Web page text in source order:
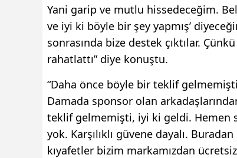
Yani garip ve mutlu hissedeceğim.
ve iyi ki böyle bir şey yapmış’
sonrasında bize destek çıktılar.
rahatlattı” diye konuştu.
“Daha önce böyle bir teklif
Damada sponsor olan
teklif gelmemişti, iyi ki geldi. Hemen
yok. Karşılıklı güvene dayalı.
kıyafetler bizim markamızdan